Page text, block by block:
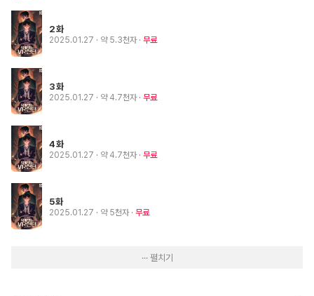
2화
2025.01.27 · 약 5.3천자 무료
3화
2025.01.27 · 약 4.7천자 무료
4화
2025.01.27 · 약 4.7천자 무료
5화
2025.01.27 · 약 5천자 무료
··· 펼치기